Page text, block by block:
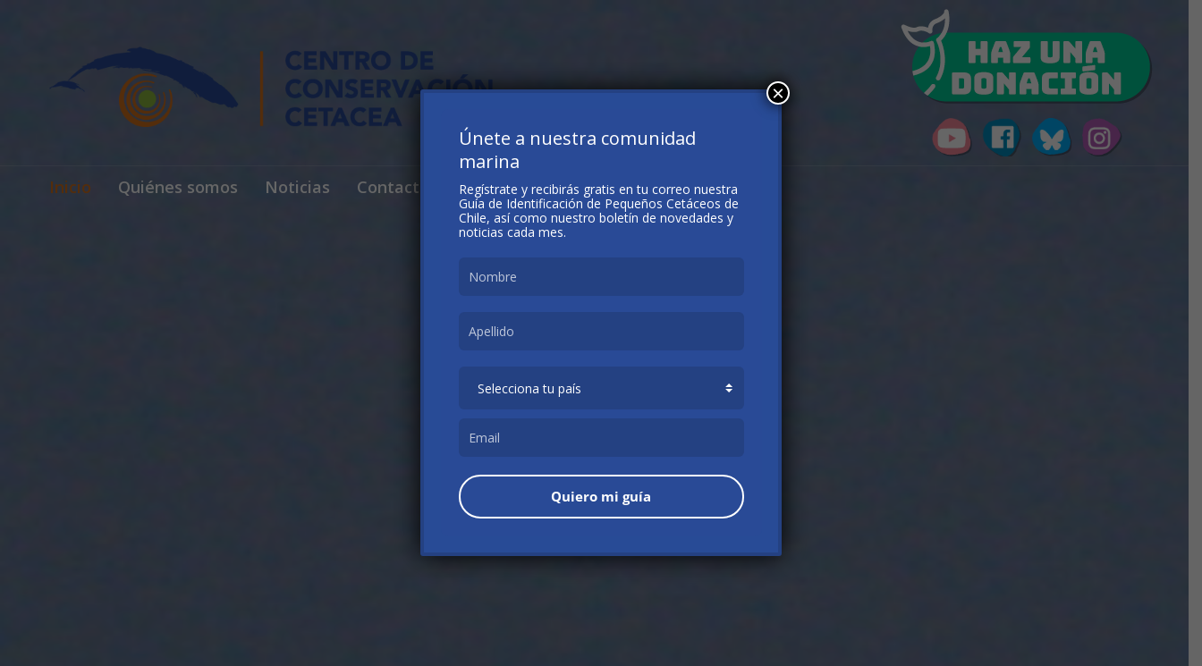
Inicio Quiénes somos Noticias Contacto
Únete a nuestra comunidad
marina
Regístrate y recibirás gratis en tu correo nuestra
Guía de Identificación de Pequeños Cetáceos de
Chile, así como nuestro boletín de novedades y
noticias cada mes.
Quiero mi guía
×